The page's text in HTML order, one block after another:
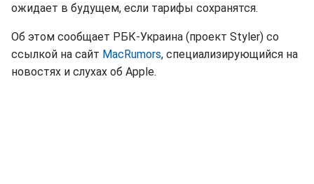
ожидает в будущем, если тарифы сохранятся.
Об этом сообщает РБК-Украина (проект Styler) со
ссылкой на сайт MacRumors, специализирующийся на
новостях и слухах об Apple.